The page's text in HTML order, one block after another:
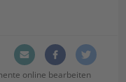
online bearbeiten